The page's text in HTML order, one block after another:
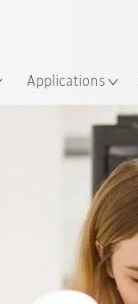
Applications